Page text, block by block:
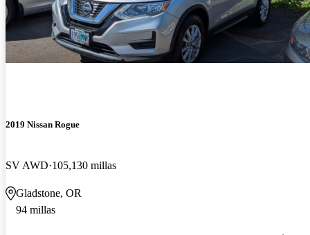
2019 Nissan Rogue
SV AWD 105,130 millas
Gladstone, OR
94 millas